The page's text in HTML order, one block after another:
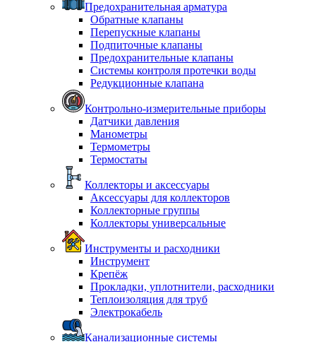
Предохранительная арматура
Обратные клапаны
Перепускные клапаны
Подпиточные клапаны
Предохранительные клапаны
Системы контроля протечки воды
Редукционные клапана
Контрольно-измерительные приборы
Датчики давления
Манометры
Термометры
Термостаты
Коллекторы и аксессуары
Аксессуары для коллекторов
Коллекторные группы
Коллекторы универсальные
Инструменты и расходники
Инструмент
Крепёж
Прокладки, уплотнители, расходники
Теплоизоляция для труб
Электрокабель
Канализационные системы